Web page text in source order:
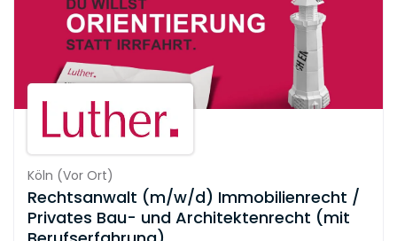
Köln (Vor Ort)
Rechtsanwalt (m/w/d) Immobilienrecht /
Privates Bau- und Architektenrecht (mit